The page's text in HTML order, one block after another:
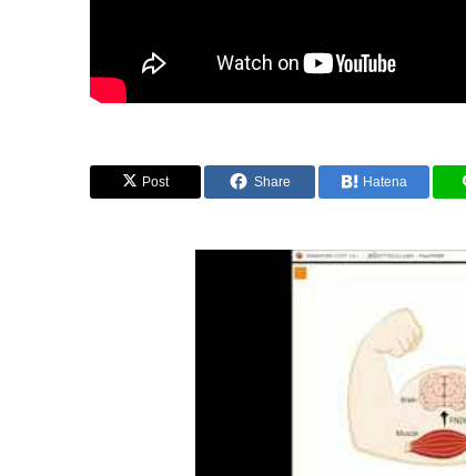
Post Share Hatena